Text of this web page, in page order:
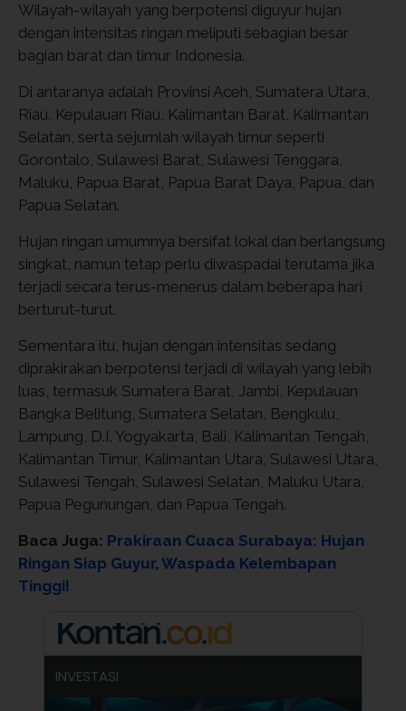
Wilayah-wilayah yang berpotensi diguyur hujan
dengan intensitas ringan meliputi sebagian besar
bagian barat dan timur Indonesia.
Di antaranya adalah Provinsi Aceh, Sumatera Utara,
Riau, Kepulauan Riau, Kalimantan Barat, Kalimantan
Selatan, serta sejumlah wilayah timur seperti
Gorontalo, Sulawesi Barat, Sulawesi Tenggara,
Maluku, Papua Barat, Papua Barat Daya, Papua, dan
Papua Selatan.
Hujan ringan umumnya bersifat lokal dan berlangsung
singkat, namun tetap perlu diwaspadai terutama jika
terjadi secara terus-menerus dalam beberapa hari
berturut-turut.
Sementara itu, hujan dengan intensitas sedang
diprakirakan berpotensi terjadi di wilayah yang lebih
luas, termasuk Sumatera Barat, Jambi, Kepulauan
Bangka Belitung, Sumatera Selatan, Bengkulu,
Lampung, D.I. Yogyakarta, Bali, Kalimantan Tengah,
Kalimantan Timur, Kalimantan Utara, Sulawesi Utara,
Sulawesi Tengah, Sulawesi Selatan, Maluku Utara,
Papua Pegunungan, dan Papua Tengah.
Baca Juga: Prakiraan Cuaca Surabaya: Hujan
Ringan Siap Guyur, Waspada Kelembapan
Tinggi!
INVESTASI